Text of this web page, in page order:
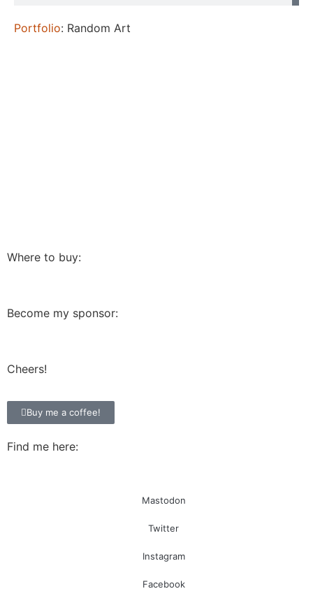
Portfolio: Random Art
Where to buy:
Become my sponsor:
Cheers!
Buy me a coffee!
Find me here:
Mastodon
Twitter
Instagram
Facebook